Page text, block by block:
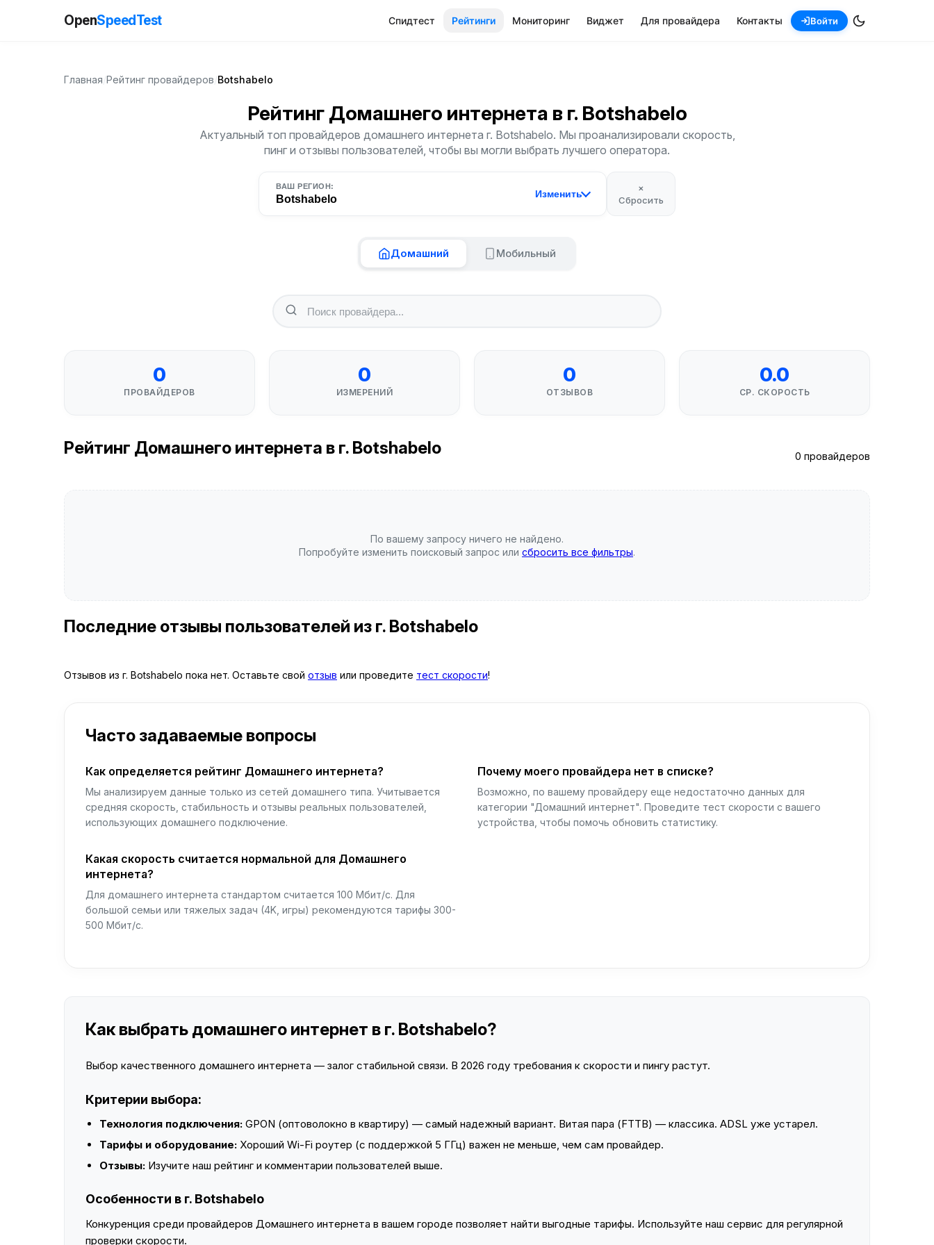
OpenSpeedTest Спидтест Рейтинги Мониторинг Виджет Для провайдера Контакты Войти
Главная Рейтинг провайдеров Botshabelo
Рейтинг Домашнего интернета в г. Botshabelo
Актуальный топ провайдеров домашнего интернета г. Botshabelo. Мы проанализировали скорость,
пинг и отзывы пользователей, чтобы вы могли выбрать лучшего оператора.
ВАШ РЕГИОН:
Botshabelo Изменить
×
Сбросить
Домашний Мобильный
0
ПРОВАЙДЕРОВ
0
ИЗМЕРЕНИЙ
0
ОТЗЫВОВ
0.0
СР. СКОРОСТЬ
Рейтинг Домашнего интернета в г. Botshabelo 0 провайдеров
По вашему запросу ничего не найдено.
Попробуйте изменить поисковый запрос или сбросить все фильтры.
Последние отзывы пользователей из г. Botshabelo
Отзывов из г. Botshabelo пока нет. Оставьте свой отзыв или проведите тест скорости!
Часто задаваемые вопросы
Как определяется рейтинг Домашнего интернета?
Мы анализируем данные только из сетей домашнего типа. Учитывается
средняя скорость, стабильность и отзывы реальных пользователей,
использующих домашнего подключение.
Почему моего провайдера нет в списке?
Возможно, по вашему провайдеру еще недостаточно данных для
категории "Домашний интернет". Проведите тест скорости с вашего
устройства, чтобы помочь обновить статистику.
Какая скорость считается нормальной для Домашнего
интернета?
Для домашнего интернета стандартом считается 100 Мбит/с. Для
большой семьи или тяжелых задач (4K, игры) рекомендуются тарифы 300-
500 Мбит/с.
Как выбрать домашнего интернет в г. Botshabelo?
Выбор качественного домашнего интернета — залог стабильной связи. В 2026 году требования к скорости и пингу растут.
Критерии выбора:
Технология подключения: GPON (оптоволокно в квартиру) — самый надежный вариант. Витая пара (FTTB) — классика. ADSL уже устарел.
Тарифы и оборудование: Хороший Wi-Fi роутер (с поддержкой 5 ГГц) важен не меньше, чем сам провайдер.
Отзывы: Изучите наш рейтинг и комментарии пользователей выше.
Особенности в г. Botshabelo
Конкуренция среди провайдеров Домашнего интернета в вашем городе позволяет найти выгодные тарифы. Используйте наш сервис для регулярной
проверки скорости.